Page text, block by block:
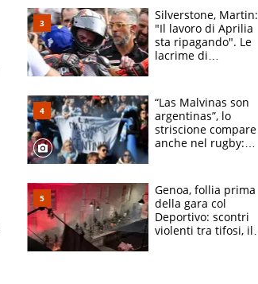
successo”
Silverstone, Martin:
"Il lavoro di Aprilia
sta ripagando". Le
lacrime di
la gara domani"
“Las Malvinas son
argentinas”, lo
striscione compare
anche nel rugby:
un caso
Genoa, follia prima
della gara col
Deportivo: scontri
violenti tra tifosi, il